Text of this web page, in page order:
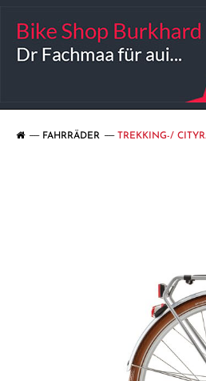
FAHRRÄDER TREKKING-/